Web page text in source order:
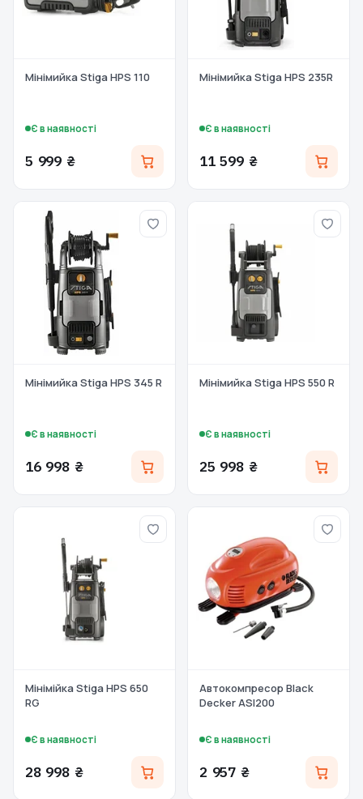
Мінімийка Stiga HPS 110
Є в наявності
5 999 ₴
Мінімийка Stiga HPS 235R
Є в наявності
11 599 ₴
Мінімийка Stiga HPS 345 R
Є в наявності
16 998 ₴
Мінімийка Stiga HPS 550 R
Є в наявності
25 998 ₴
Мінімійка Stiga HPS 650
RG
Є в наявності
28 998 ₴
Автокомпресор Black
Decker ASI200
Є в наявності
2 957 ₴